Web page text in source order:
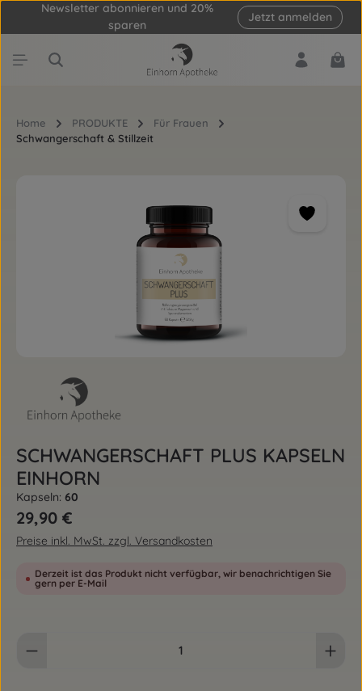
Zum Hauptinhalt springen
Newsletter abonnieren und 20%
sparen
Jetzt anmelden
Home PRODUKTE
Für Frauen
Schwangerschaft & Stillzeit
SCHWANGERSCHAFT PLUS KAPSELN
EINHORN
Kapseln: 60
Regulärer Preis:
29,90 €
Preise inkl. MwSt. zzgl. Versandkosten
Derzeit ist das Produkt nicht verfügbar, wir benachrichtigen Sie
gern per E-Mail